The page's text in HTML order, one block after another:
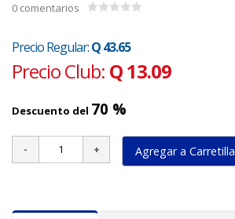
0 comentarios
5
Precio Regular:Q 43.65
Precio Club: Q 13.09
Descuento del 70 %
Agregar a Carretilla